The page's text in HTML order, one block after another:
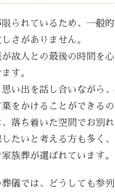
られているため、一般
さがありません。
故人との最後の時間を
す。
い出を話し合いながら
をかけることができるの
落ち着いた空間でお別
たいと考える方も多く
族葬が選ばれています。
儀では、どうしても参